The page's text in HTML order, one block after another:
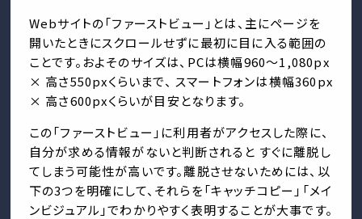
Webサイトの「ファーストビュー」とは、主にページを
開いたときにスクロールせずに最初に目に入る範囲の
ことです。およそのサイズは、PCは横幅960～1,080px
× 高さ550pxくらいまで、 スマートフォンは横幅360px
× 高さ600pxくらいが目安となります。
この「ファーストビュー」に利用者がアクセスした際に、
自分が求める情報がないと判断されると すぐに離脱し
てしまう可能性が高いです。離脱させないためには、以
下の3つを明確にして、それらを「キャッチコピー」「メイ
ンビジュアル」でわかりやすく表明することが大事です。